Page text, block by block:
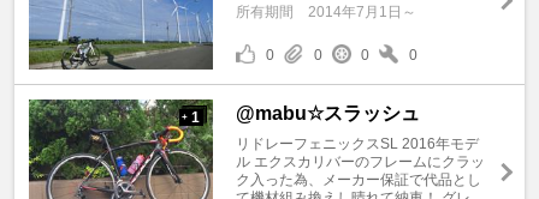
所有期間 2014年7月1日～
0 0 0 0
+ 1 @mabu☆スラッシュ
リドレーフェニックスSL 2016年モデ
ル エクスカリバーのフレームにクラッ
ク入った為、メーカー保証で代品とし